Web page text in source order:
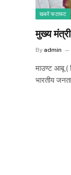
खबरें फटाफट
मुख्य
By admin
माउण्ट आबू (
भारतीय